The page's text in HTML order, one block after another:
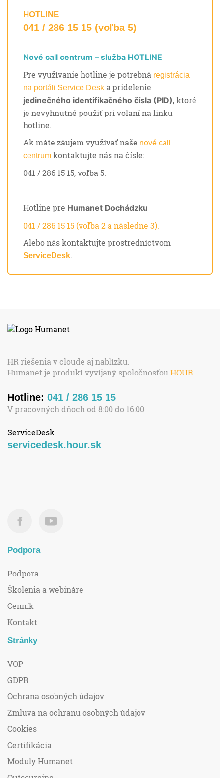
HOTLINE
041 / 286 15 15 (voľba 5)
Nové call centrum – služba HOTLINE
Pre využívanie hotline je potrebná registrácia
na portáli Service Desk a pridelenie
jedinečného identifikačného čísla (PID), ktoré
je nevyhnutné použiť pri volaní na linku
hotline.
Ak máte záujem využívať naše nové call
centrum kontaktujte nás na čísle:
041 / 286 15 15, voľba 5.
Hotline pre Humanet Dochádzku
041 / 286 15 15 (voľba 2 a následne 3).
Alebo nás kontaktujte prostredníctvom
ServiceDesk.
HR riešenia v cloude aj nablízku.
Humanet je produkt vyvíjaný spoločnosťou HOUR
Hotline: 041 / 286 15 15
V pracovných dňoch od 8:00 do 16:00
ServiceDesk
servicedesk.hour.sk
Podpora
Podpora
Školenia a webináre
Cenník
Kontakt
Stránky
VOP
GDPR
Ochrana osobných údajov
Zmluva na ochranu osobných údajov
Cookies
Certifikácia
Moduly Humanet